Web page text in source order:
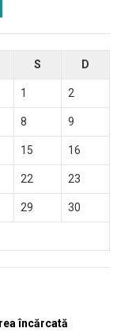
S D
1 2
8 9
15 16
22 23
29 30
încărcată